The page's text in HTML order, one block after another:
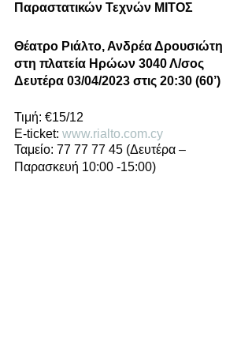
Παραστατικών Τεχνών ΜΙΤΟΣ
Θέατρο Ριάλτο, Ανδρέα Δρουσιώτη
στη πλατεία Ηρώων 3040 Λ/σος
Δευτέρα 03/04/2023 στις 20:30 (60’)
Τιμή: €15/12
E-ticket: www.rialto.com.cy
Ταμείο: 77 77 77 45 (Δευτέρα –
Παρασκευή 10:00 -15:00)